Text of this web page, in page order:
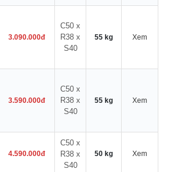
3.090.000đ
C50 x
R38 x
S40
55 kg Xem
3.590.000đ
C50 x
R38 x
S40
55 kg Xem
4.590.000đ
C50 x
R38 x
S40
50 kg Xem